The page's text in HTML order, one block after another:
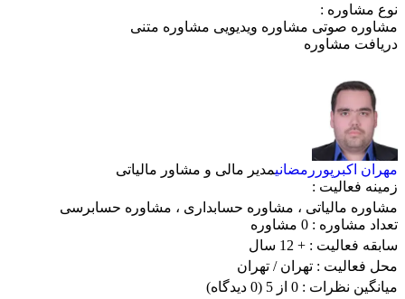
نوع مشاوره :
مشاوره صوتی مشاوره ویدیویی مشاوره متنی
دریافت مشاوره
مهران اکبرپوررمضانیمدیر مالی و مشاور مالیاتی
زمینه فعالیت :
مشاوره مالیاتی ، مشاوره حسابداری ، مشاوره حسابرسی
تعداد مشاوره : 0 مشاوره
سابقه فعالیت : + 12 سال
محل فعالیت : تهران/ تهران
میانگین نظرات : 0 از 5
(0 دیدگاه)